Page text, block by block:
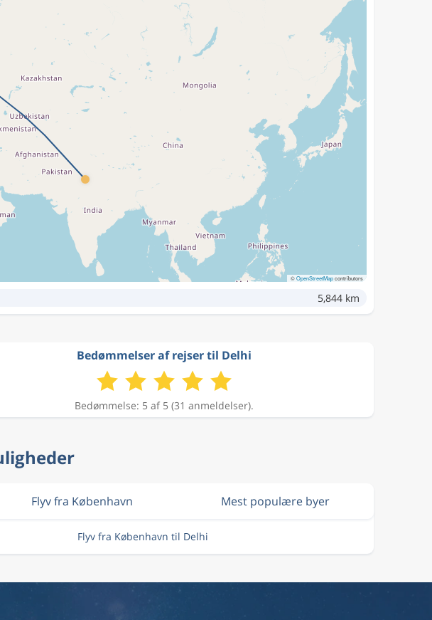
©OpenStreetMapcontributors
5,844 km
Bedømmelser af rejser til Delhi
Bedømmelse: 5 af 5 (31 anmeldelser).
Flyv fra København Mest populære byer
Flyv fra København til Delhi